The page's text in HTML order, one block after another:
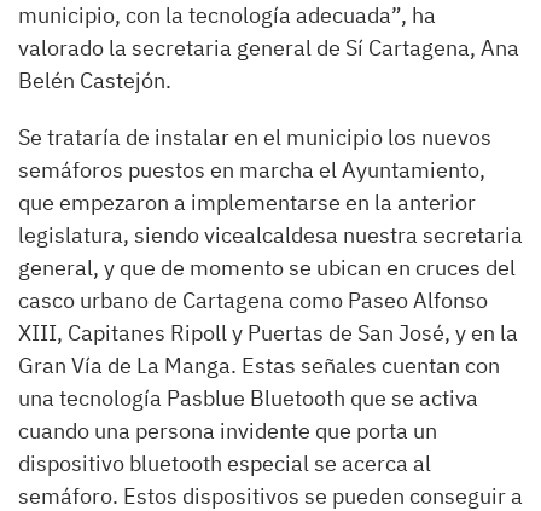
municipio, con la tecnología adecuada”, ha
valorado la secretaria general de Sí Cartagena, Ana
Belén Castejón.
Se trataría de instalar en el municipio los nuevos
semáforos puestos en marcha el Ayuntamiento,
que empezaron a implementarse en la anterior
legislatura, siendo vicealcaldesa nuestra secretaria
general, y que de momento se ubican en cruces del
casco urbano de Cartagena como Paseo Alfonso
XIII, Capitanes Ripoll y Puertas de San José, y en la
Gran Vía de La Manga. Estas señales cuentan con
una tecnología Pasblue Bluetooth que se activa
cuando una persona invidente que porta un
dispositivo bluetooth especial se acerca al
semáforo. Estos dispositivos se pueden conseguir a